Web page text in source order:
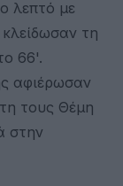
λεπτό με
τη
66'.
αφιέρωσαν
τους Θέμη
στην